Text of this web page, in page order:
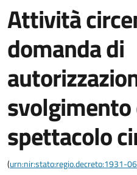
Attività
domanda di
spettacolo
(urn:nir:stato:regio.decreto:1931-